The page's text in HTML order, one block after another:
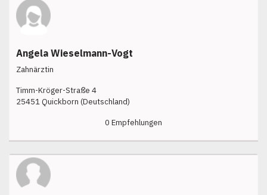
Angela Wieselmann-Vogt
Zahnärztin
Timm-Kröger-Straße 4
25451 Quickborn (Deutschland)
0 Empfehlungen